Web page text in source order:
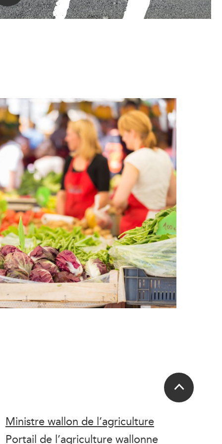
Ministre wallon de l’agriculture
Portail de l’agriculture wallonne